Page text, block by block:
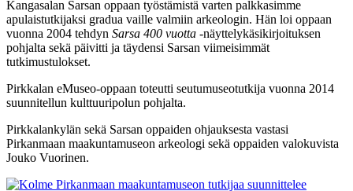
Kangasalan Sarsan oppaan työstämistä varten palkkasimme
apulaistutkijaksi gradua vaille valmiin arkeologin. Hän loi oppaan
vuonna 2004 tehdyn Sarsa 400 vuotta -näyttelykäsikirjoituksen
pohjalta sekä päivitti ja täydensi Sarsan viimeisimmät
tutkimustulokset.
Pirkkalan eMuseo-oppaan toteutti seutumuseotutkija vuonna 2014
suunnitellun kulttuuripolun pohjalta.
Pirkkalankylän sekä Sarsan oppaiden ohjauksesta vastasi
Pirkanmaan maakuntamuseon arkeologi sekä oppaiden valokuvista
Jouko Vuorinen.